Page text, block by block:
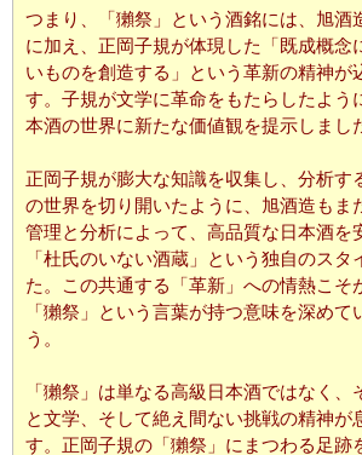
つまり、「獺祭」という酒銘には、旭酒
に加え、正岡子規が体現した「既成概念
いものを創造する」という革新の精神が
す。子規が文学に革命をもたらしたよう
本酒の世界に新たな価値観を提示しまし
正岡子規が膨大な知識を収集し、分析す
の世界を切り開いたように、旭酒造もま
管理と分析によって、高品質な日本酒を
「杜氏のいない酒蔵」という独自のスタ
た。この共通する「革新」への情熱こそ
「獺祭」という言葉が持つ意味を深めて
う。
「獺祭」は単なる高級日本酒ではなく
と文学、そして絶え間ない挑戦の精神が
す。正岡子規の「獺祭」にまつわる足跡